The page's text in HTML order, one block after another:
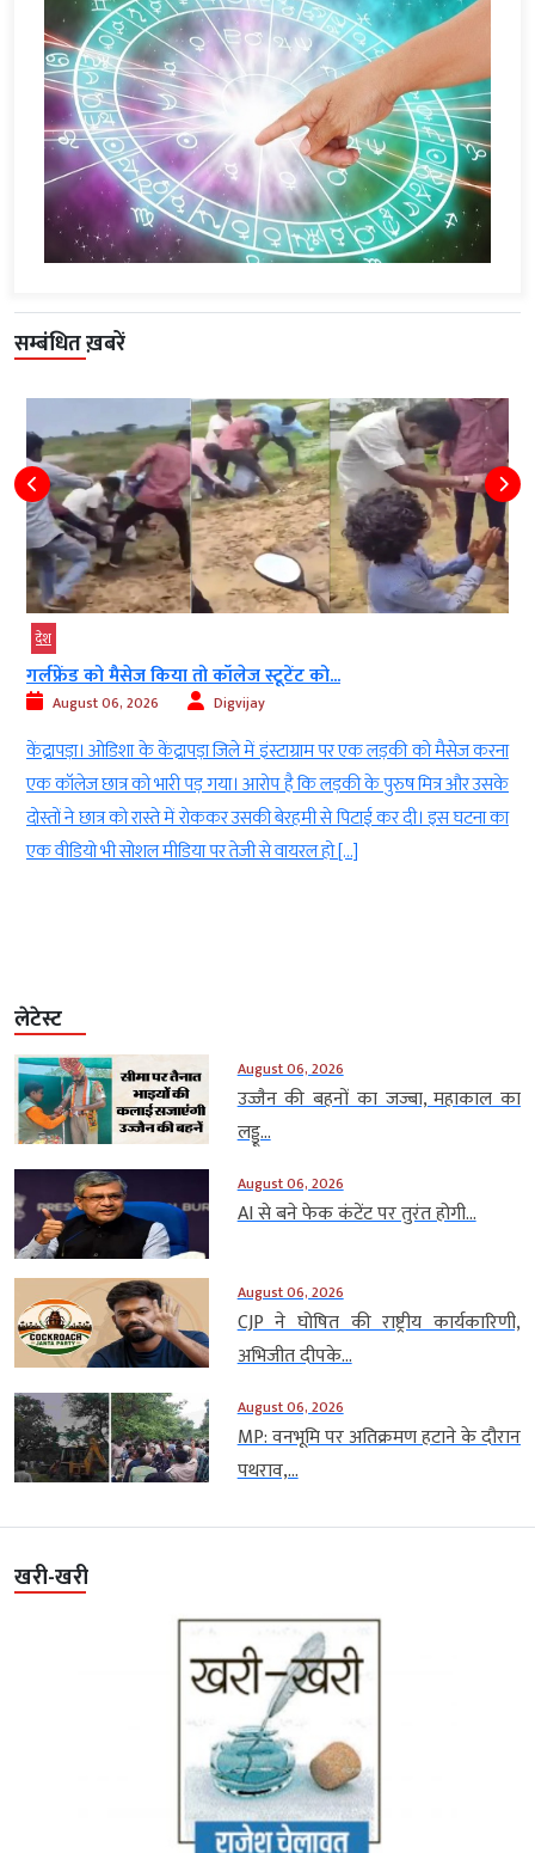
सम्बंधित ख़बरें
देश
गर्लफ्रेंड को मैसेज किया तो कॉलेज स्टूटेंट को...
August 06, 2026 Digvijay
केंद्रापड़ा। ओडिशा के केंद्रापड़ा जिले में इंस्टाग्राम पर एक लड़की को मैसेज करना
एक कॉलेज छात्र को भारी पड़ गया। आरोप है कि लड़की के पुरुष मित्र और उसके
दोस्तों ने छात्र को रास्ते में रोककर उसकी बेरहमी से पिटाई कर दी। इस घटना का
एक वीडियो भी सोशल मीडिया पर तेजी से वायरल हो […]
लेटेस्ट
August 06, 2026
उज्जैन की बहनों का जज्बा, महाकाल का
लड्डू...
August 06, 2026
AI से बने फेक कंटेंट पर तुरंत होगी...
August 06, 2026
CJP ने घोषित की राष्ट्रीय कार्यकारिणी,
अभिजीत दीपके...
August 06, 2026
MP: वनभूमि पर अतिक्रमण हटाने के दौरान
पथराव,...
खरी-खरी